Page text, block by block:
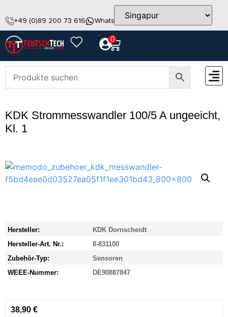
+49 (0)89 200 73 616 WhatsApp info@teutschtech.com
0
KDK Strommesswandler 100/5 A ungeeicht,
Kl. 1
Hersteller:
KDK Dornscheidt
Hersteller-Art. Nr.:
8-831100
Zubehör-Typ:
Sensoren
WEEE-Nummer:
DE90887847
38,90 €